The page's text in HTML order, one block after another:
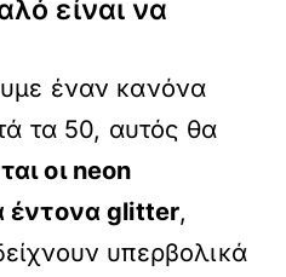
είναι να
έναν κανόνα
τα 50, αυτός θα
οι neon
έντονα glitter,
υπερβολικά